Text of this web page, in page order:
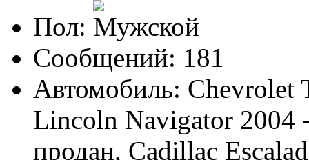
Пол:
Сообщений: 181
Автомобиль: Chevrolet
Lincoln Navigator 2004
продан, Cadillac